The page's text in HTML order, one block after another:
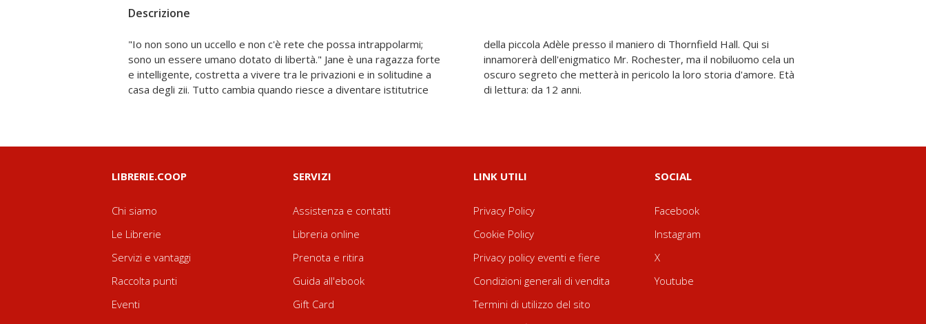
Descrizione
"Io non sono un uccello e non c'è rete che possa intrappolarmi;
sono un essere umano dotato di libertà." Jane è una ragazza forte
e intelligente, costretta a vivere tra le privazioni e in solitudine a
casa degli zii. Tutto cambia quando riesce a diventare istitutrice
della piccola Adèle presso il maniero di Thornfield Hall. Qui si
innamorerà dell'enigmatico Mr. Rochester, ma il nobiluomo cela un
oscuro segreto che metterà in pericolo la loro storia d'amore. Età
di lettura: da 12 anni.
LIBRERIE.COOP
Chi siamo
Le Librerie
Servizi e vantaggi
Raccolta punti
Eventi
SERVIZI
Assistenza e contatti
Libreria online
Prenota e ritira
Guida all'ebook
Gift Card
LINK UTILI
Privacy Policy
Cookie Policy
Privacy policy eventi e fiere
Condizioni generali di vendita
Termini di utilizzo del sito
SOCIAL
Facebook
Instagram
X
Youtube